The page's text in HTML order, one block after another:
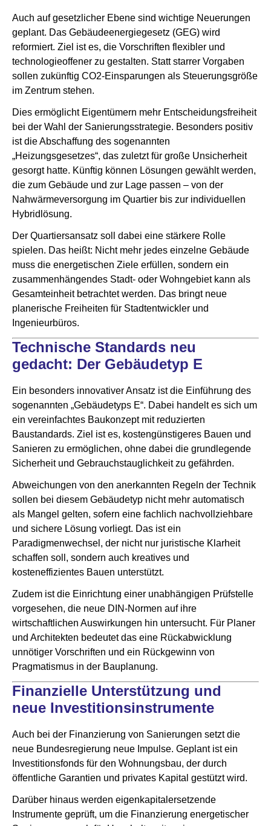
Auch auf gesetzlicher Ebene sind wichtige Neuerungen
geplant. Das Gebäudeenergiegesetz (GEG) wird
reformiert. Ziel ist es, die Vorschriften flexibler und
technologieoffener zu gestalten. Statt starrer Vorgaben
sollen zukünftig CO2-Einsparungen als Steuerungsgröße
im Zentrum stehen.
Dies ermöglicht Eigentümern mehr Entscheidungsfreiheit
bei der Wahl der Sanierungsstrategie. Besonders positiv
ist die Abschaffung des sogenannten
„Heizungsgesetzes“, das zuletzt für große Unsicherheit
gesorgt hatte. Künftig können Lösungen gewählt werden,
die zum Gebäude und zur Lage passen – von der
Nahwärmeversorgung im Quartier bis zur individuellen
Hybridlösung.
Der Quartiersansatz soll dabei eine stärkere Rolle
spielen. Das heißt: Nicht mehr jedes einzelne Gebäude
muss die energetischen Ziele erfüllen, sondern ein
zusammenhängendes Stadt- oder Wohngebiet kann als
Gesamteinheit betrachtet werden. Das bringt neue
planerische Freiheiten für Stadtentwickler und
Ingenieurbüros.
Technische Standards neu
gedacht: Der Gebäudetyp E
Ein besonders innovativer Ansatz ist die Einführung des
sogenannten „Gebäudetyps E“. Dabei handelt es sich um
ein vereinfachtes Baukonzept mit reduzierten
Baustandards. Ziel ist es, kostengünstigeres Bauen und
Sanieren zu ermöglichen, ohne dabei die grundlegende
Sicherheit und Gebrauchstauglichkeit zu gefährden.
Abweichungen von den anerkannten Regeln der Technik
sollen bei diesem Gebäudetyp nicht mehr automatisch
als Mangel gelten, sofern eine fachlich nachvollziehbare
und sichere Lösung vorliegt. Das ist ein
Paradigmenwechsel, der nicht nur juristische Klarheit
schaffen soll, sondern auch kreatives und
kosteneffizientes Bauen unterstützt.
Zudem ist die Einrichtung einer unabhängigen Prüfstelle
vorgesehen, die neue DIN-Normen auf ihre
wirtschaftlichen Auswirkungen hin untersucht. Für Planer
und Architekten bedeutet das eine Rückabwicklung
unnötiger Vorschriften und ein Rückgewinn von
Pragmatismus in der Bauplanung.
Finanzielle Unterstützung und
neue Investitionsinstrumente
Auch bei der Finanzierung von Sanierungen setzt die
neue Bundesregierung neue Impulse. Geplant ist ein
Investitionsfonds für den Wohnungsbau, der durch
öffentliche Garantien und privates Kapital gestützt wird.
Darüber hinaus werden eigenkapitalersetzende
Instrumente geprüft, um die Finanzierung energetischer